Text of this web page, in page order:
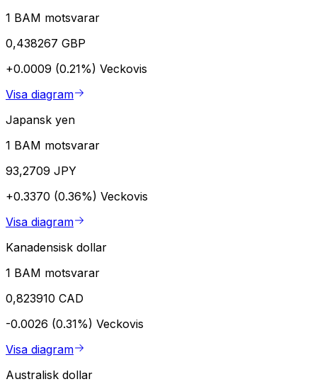
1 BAM motsvarar
0,438267 GBP
+0.0009 (0.21%) Veckovis
Visa diagram
Japansk yen
1 BAM motsvarar
93,2709 JPY
+0.3370 (0.36%) Veckovis
Visa diagram
Kanadensisk dollar
1 BAM motsvarar
0,823910 CAD
-0.0026 (0.31%) Veckovis
Visa diagram
Australisk dollar